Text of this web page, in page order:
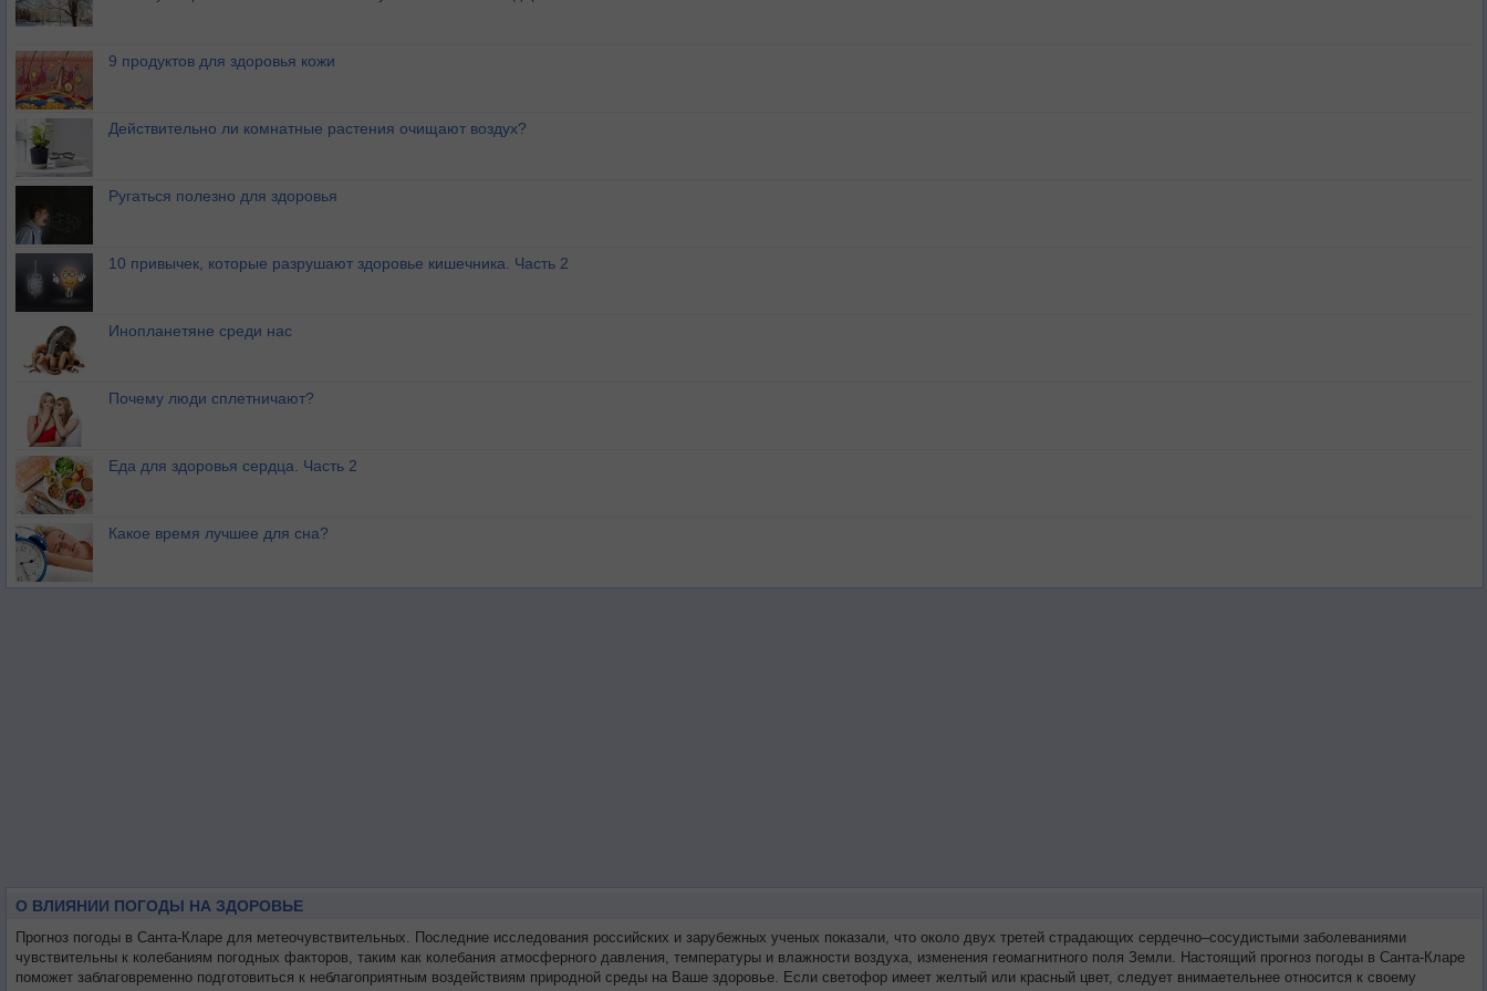
9 продуктов для здоровья кожи
Действительно ли комнатные растения очищают воздух?
Ругаться полезно для здоровья
10 привычек, которые разрушают здоровье кишечника. Часть 2
Инопланетяне среди нас
Почему люди сплетничают?
Еда для здоровья сердца. Часть 2
Какое время лучшее для сна?
О ВЛИЯНИИ ПОГОДЫ НА ЗДОРОВЬЕ
Прогноз погоды в Санта-Кларе для метеочувствительных. Последние исследования российских и зарубежных ученых показали, что около двух третей страдающих сердечно–сосудистыми заболеваниями
чувствительны к колебаниям погодных факторов, таким как колебания атмосферного давления, температуры и влажности воздуха, изменения геомагнитного поля Земли. Настоящий прогноз погоды в Санта-Кларе
поможет заблаговременно подготовиться к неблагоприятным воздействиям природной среды на Ваше здоровье. Если светофор имеет желтый или красный цвет, следует внимаетельнее относится к своему